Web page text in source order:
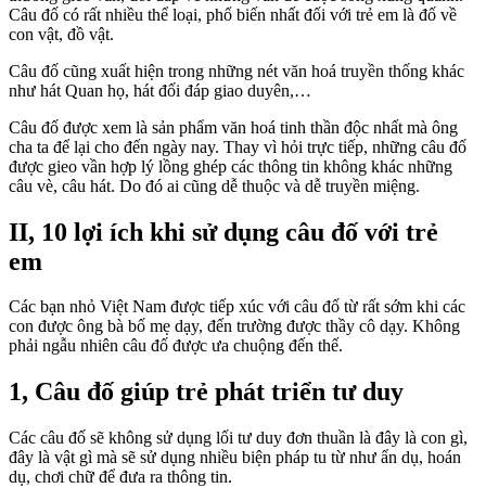
Câu đố có rất nhiều thể loại, phổ biến nhất đối với trẻ em là đố về
con vật, đồ vật.
Câu đố cũng xuất hiện trong những nét văn hoá truyền thống khác
như hát Quan họ, hát đối đáp giao duyên,…
Câu đố được xem là sản phẩm văn hoá tinh thần độc nhất mà ông
cha ta để lại cho đến ngày nay. Thay vì hỏi trực tiếp, những câu đố
được gieo vần hợp lý lồng ghép các thông tin không khác những
câu vè, câu hát. Do đó ai cũng dễ thuộc và dễ truyền miệng.
II, 10 lợi ích khi sử dụng câu đố với trẻ
em
Các bạn nhỏ Việt Nam được tiếp xúc với câu đố từ rất sớm khi các
con được ông bà bố mẹ dạy, đến trường được thầy cô dạy. Không
phải ngẫu nhiên câu đố được ưa chuộng đến thế.
1, Câu đố giúp trẻ phát triển tư duy
Các câu đố sẽ không sử dụng lối tư duy đơn thuần là đây là con gì,
đây là vật gì mà sẽ sử dụng nhiều biện pháp tu từ như ẩn dụ, hoán
dụ, chơi chữ để đưa ra thông tin.